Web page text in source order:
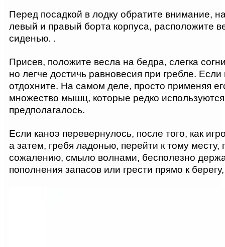
Перед посадкой в лодку обратите внимание,
левый и правый борта корпуса, расположите
сиденью. .
Присев, положите весла на бедра, слегка
но легче достичь равновесия при гребле.
отдохните. На самом деле, просто применяя
множество мышц, которые редко
предполагалось.
Если каноэ перевернулось, после того, как
а затем, гребя ладонью, перейти к тому
сожалению, смыло волнами, бесполезно
пополнения запасов или грести прямо к